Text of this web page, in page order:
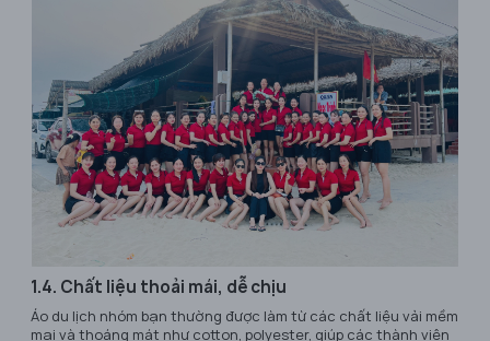
1.4. Chất liệu thoải mái, dễ chịu
Áo du lịch nhóm bạn thường được làm từ các chất liệu vải mềm
mại và thoáng mát như cotton, polyester, giúp các thành viên